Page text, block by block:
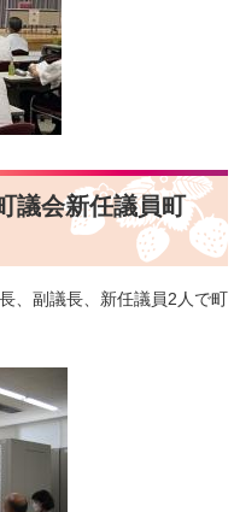
議会新任議員町
、副議長、新任議員2人で町